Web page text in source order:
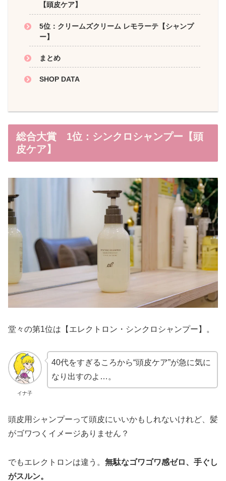
【頭皮ケア】
5位：クリームズクリーム レモラーテ【シャンプ
ー】
まとめ
SHOP DATA
総合大賞 1位：シンクロシャンプー【頭
皮ケア】
堂々の第1位は【エレクトロン・シンクロシャンプー】。
イナ子
40代をすぎるころから“頭皮ケア”が急に気に
なり出すのよ…。
頭皮用シャンプーって頭皮にいいかもしれないけれど、髪
がゴワつくイメージありません？
でもエレクトロンは違う。 無駄なゴワゴワ感ゼロ、手ぐし
がスルン。